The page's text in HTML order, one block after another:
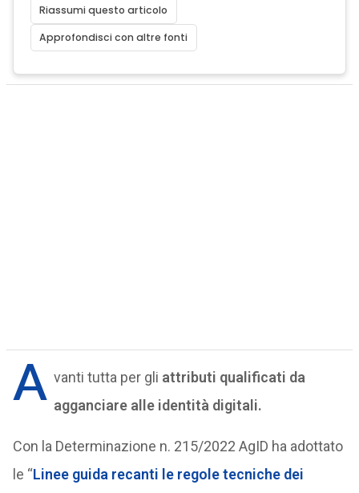
Riassumi questo articolo
Approfondisci con altre fonti
A vanti tutta per gli attributi qualificati da
agganciare alle identità digitali.
Con la Determinazione n. 215/2022 AgID ha adottato
le “Linee guida recanti le regole tecniche dei